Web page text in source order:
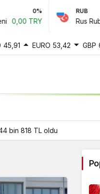
0,00 TRY
RUB
Rus Rublesi
45,91 EURO 53,42 GBP
bin 818 TL oldu